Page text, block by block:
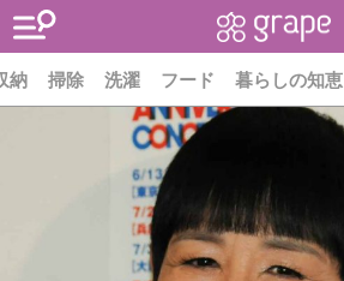
納 掃除 洗濯 フード 暮らしの知恵